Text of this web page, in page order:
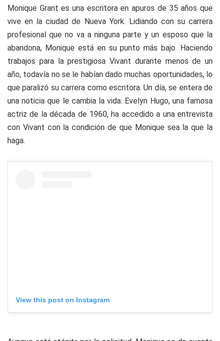
Monique Grant es una escritora en apuros de 35 años que
vive en la ciudad de Nueva York. Lidiando con su carrera
profesional que no va a ninguna parte y un esposo que la
abandona, Monique está en su punto más bajo. Haciendo
trabajos para la prestigiosa Vivant durante menos de un
año, todavía no se le habían dado muchas oportunidades, lo
que paralizó su carrera como escritora. Un día, se entera de
una noticia que le cambia la vida: Evelyn Hugo, una famosa
actriz de la década de 1960, ha accedido a una entrevista
con Vivant con la condición de que Monique sea la que la
haga.
View this post on Instagram